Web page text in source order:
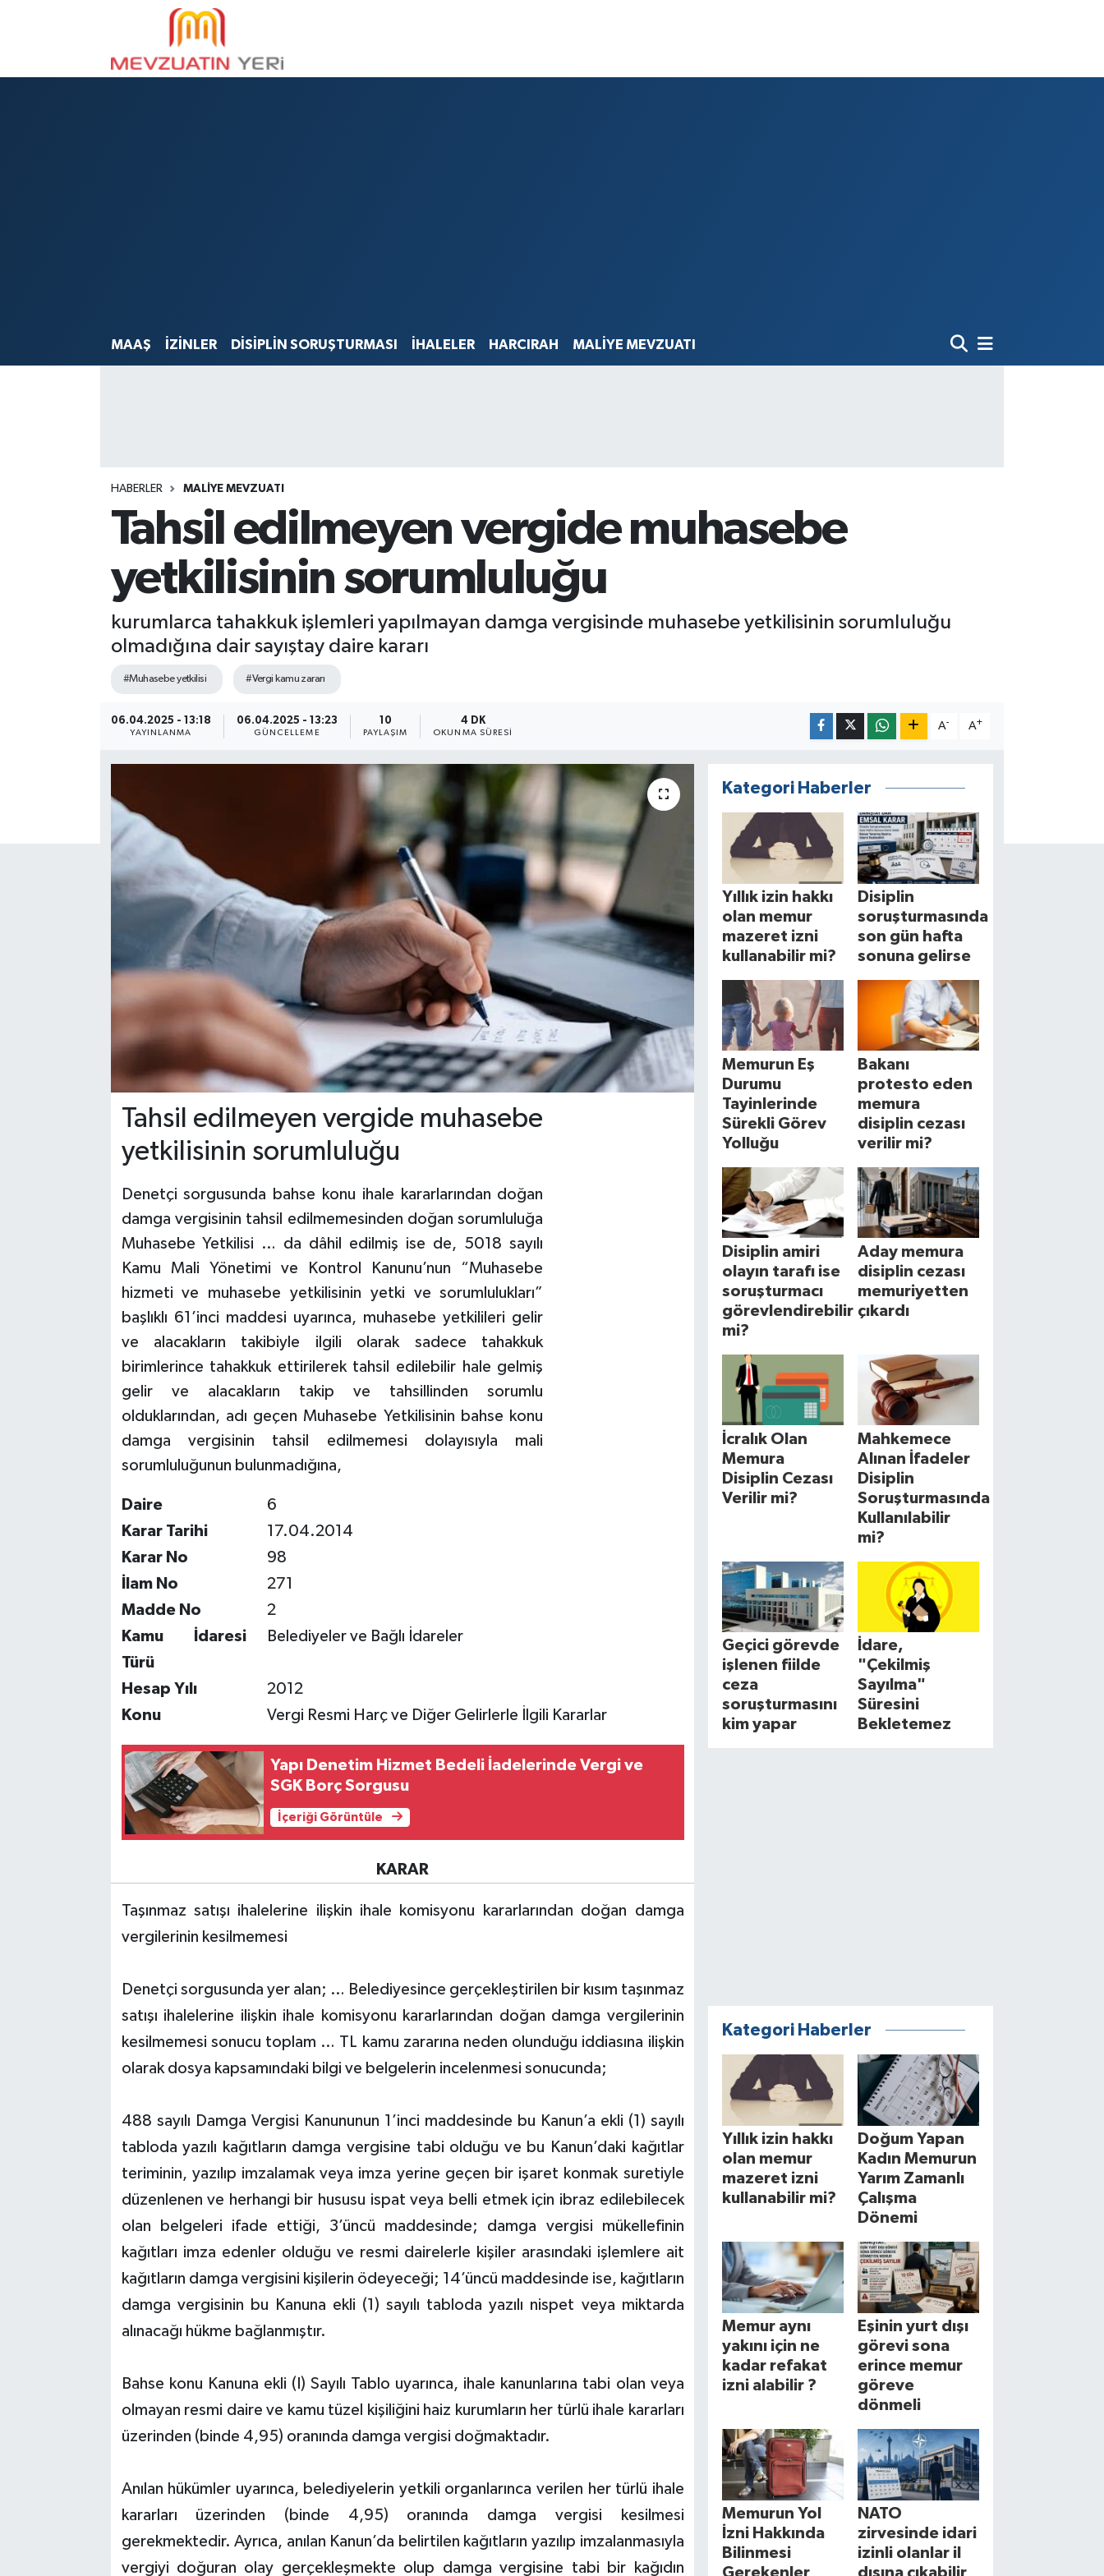
MAAŞ İZİNLER DİSİPLİN SORUŞTURMASI İHALELER HARCIRAH MALİYE MEVZUATI
HABERLER MALİYE MEVZUATI
Tahsil edilmeyen vergide muhasebe
yetkilisinin sorumluluğu
kurumlarca tahakkuk işlemleri yapılmayan damga vergisinde muhasebe yetkilisinin sorumluluğu
olmadığına dair sayıştay daire kararı
#Muhasebe yetkilisi #Vergi kamu zararı
06.04.2025 - 13:18
YAYINLANMA
06.04.2025 - 13:23
GÜNCELLEME
10
PAYLAŞIM
4 DK
OKUNMA SÜRESI
A- A+
Tahsil edilmeyen vergide muhasebe
yetkilisinin sorumluluğu
Denetçi sorgusunda bahse konu ihale kararlarından doğan
damga vergisinin tahsil edilmemesinden doğan sorumluluğa
Muhasebe Yetkilisi … da dâhil edilmiş ise de, 5018 sayılı
Kamu Mali Yönetimi ve Kontrol Kanunu’nun “Muhasebe
hizmeti ve muhasebe yetkilisinin yetki ve sorumlulukları”
başlıklı 61’inci maddesi uyarınca, muhasebe yetkilileri gelir
ve alacakların takibiyle ilgili olarak sadece tahakkuk
birimlerince tahakkuk ettirilerek tahsil edilebilir hale gelmiş
gelir ve alacakların takip ve tahsillinden sorumlu
olduklarından, adı geçen Muhasebe Yetkilisinin bahse konu
damga vergisinin tahsil edilmemesi dolayısıyla mali
sorumluluğunun bulunmadığına,
Daire
6
Karar Tarihi
17.04.2014
Karar No
98
İlam No
271
Madde No
2
Kamu İdaresi
Türü
Belediyeler ve Bağlı İdareler
Hesap Yılı
2012
Konu
Vergi Resmi Harç ve Diğer Gelirlerle İlgili Kararlar
Yapı Denetim Hizmet Bedeli İadelerinde Vergi ve
SGK Borç Sorgusu
İçeriği Görüntüle
KARAR
Taşınmaz satışı ihalelerine ilişkin ihale komisyonu kararlarından doğan damga
vergilerinin kesilmemesi
Denetçi sorgusunda yer alan; … Belediyesince gerçekleştirilen bir kısım taşınmaz
satışı ihalelerine ilişkin ihale komisyonu kararlarından doğan damga vergilerinin
kesilmemesi sonucu toplam … TL kamu zararına neden olunduğu iddiasına ilişkin
olarak dosya kapsamındaki bilgi ve belgelerin incelenmesi sonucunda;
488 sayılı Damga Vergisi Kanununun 1’inci maddesinde bu Kanun’a ekli (1) sayılı
tabloda yazılı kağıtların damga vergisine tabi olduğu ve bu Kanun’daki kağıtlar
teriminin, yazılıp imzalamak veya imza yerine geçen bir işaret konmak suretiyle
düzenlenen ve herhangi bir hususu ispat veya belli etmek için ibraz edilebilecek
olan belgeleri ifade ettiği, 3’üncü maddesinde; damga vergisi mükellefinin
kağıtları imza edenler olduğu ve resmi dairelerle kişiler arasındaki işlemlere ait
kağıtların damga vergisini kişilerin ödeyeceği; 14’üncü maddesinde ise, kağıtların
damga vergisinin bu Kanuna ekli (1) sayılı tabloda yazılı nispet veya miktarda
alınacağı hükme bağlanmıştır.
Bahse konu Kanuna ekli (I) Sayılı Tablo uyarınca, ihale kanunlarına tabi olan veya
olmayan resmi daire ve kamu tüzel kişiliğini haiz kurumların her türlü ihale kararları
üzerinden (binde 4,95) oranında damga vergisi doğmaktadır.
Anılan hükümler uyarınca, belediyelerin yetkili organlarınca verilen her türlü ihale
kararları üzerinden (binde 4,95) oranında damga vergisi kesilmesi
gerekmektedir. Ayrıca, anılan Kanun’da belirtilen kağıtların yazılıp imzalanmasıyla
vergiyi doğuran olay gerçekleşmekte olup damga vergisine tabi bir kağıdın
Kategori Haberler
Yıllık izin hakkı
olan memur
mazeret izni
kullanabilir mi?
Disiplin
soruşturmasında
son gün hafta
sonuna gelirse
Memurun Eş
Durumu
Tayinlerinde
Sürekli Görev
Yolluğu
Bakanı
protesto eden
memura
disiplin cezası
verilir mi?
Disiplin amiri
olayın tarafı ise
soruşturmacı
görevlendirebilir
mi?
Aday memura
disiplin cezası
memuriyetten
çıkardı
İcralık Olan
Memura
Disiplin Cezası
Verilir mi?
Mahkemece
Alınan İfadeler
Disiplin
Soruşturmasında
Kullanılabilir
mi?
Geçici görevde
işlenen fiilde
ceza
soruşturmasını
kim yapar
İdare,
"Çekilmiş
Sayılma"
Süresini
Bekletemez
Kategori Haberler
Yıllık izin hakkı
olan memur
mazeret izni
kullanabilir mi?
Doğum Yapan
Kadın Memurun
Yarım Zamanlı
Çalışma
Dönemi
Memur aynı
yakını için ne
kadar refakat
izni alabilir ?
Eşinin yurt dışı
görevi sona
erince memur
göreve
dönmeli
Memurun Yol
İzni Hakkında
Bilinmesi
NATO
zirvesinde idari
izinli olanlar il